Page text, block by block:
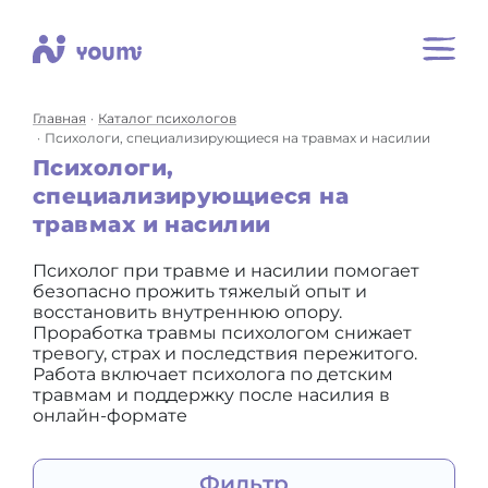
Главная
Каталог психологов
Психологи, специализирующиеся на травмах и насилии
Психологи,
специализирующиеся на
травмах и насилии
Психолог при травме и насилии помогает
безопасно прожить тяжелый опыт и
восстановить внутреннюю опору.
Проработка травмы психологом снижает
тревогу, страх и последствия пережитого.
Работа включает психолога по детским
травмам и поддержку после насилия в
онлайн-формате